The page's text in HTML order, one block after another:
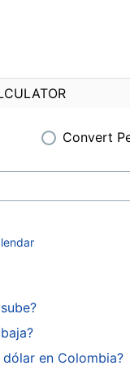
Convert
en Colombia?